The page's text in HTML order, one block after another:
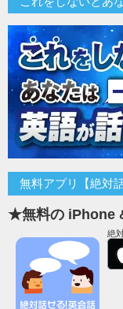
無料アプリ【絶対
★無料の iPhone
絶